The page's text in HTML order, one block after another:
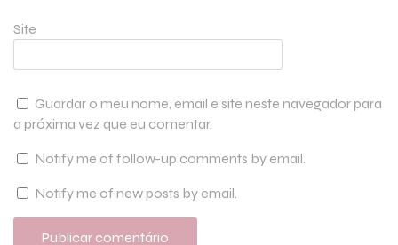
Site
Guardar o meu nome, email e site neste navegador para
a próxima vez que eu comentar.
Notify me of follow-up comments by email.
Notify me of new posts by email.